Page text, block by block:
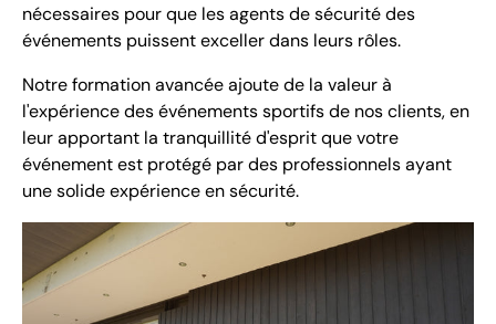
nécessaires pour que les agents de sécurité des
événements puissent exceller dans leurs rôles.
Notre formation avancée ajoute de la valeur à
l'expérience des événements sportifs de nos clients, en
leur apportant la tranquillité d'esprit que votre
événement est protégé par des professionnels ayant
une solide expérience en sécurité.